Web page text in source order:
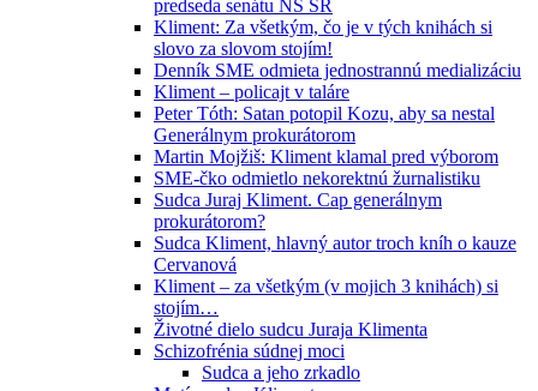
predseda senátu NS SR
Kliment: Za všetkým, čo je v tých knihách si
slovo za slovom stojím!
Denník SME odmieta jednostrannú medializáciu
Kliment – policajt v taláre
Peter Tóth: Satan potopil Kozu, aby sa nestal
Generálnym prokurátorom
Martin Mojžiš: Kliment klamal pred výborom
SME-čko odmietlo nekorektnú žurnalistiku
Sudca Juraj Kliment. Cap generálnym
prokurátorom?
Sudca Kliment, hlavný autor troch kníh o kauze
Cervanová
Kliment – za všetkým (v mojich 3 knihách) si
stojím…
Životné dielo sudcu Juraja Klimenta
Schizofrénia súdnej moci
Sudca a jeho zrkadlo